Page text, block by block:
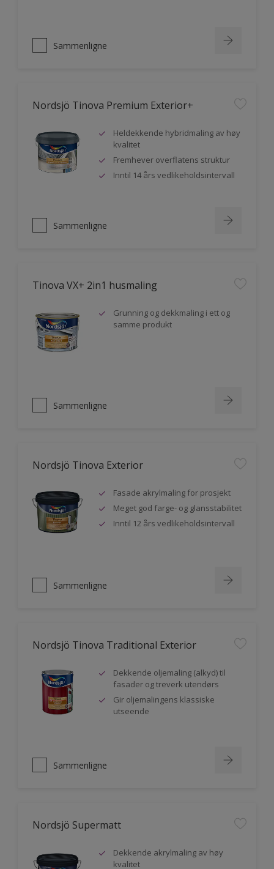
Sammenligne
Nordsjö Tinova Premium Exterior+
Heldekkende hybridmaling av høy
kvalitet
Fremhever overflatens struktur
Inntil 14 års vedlikeholdsintervall
Sammenligne
Tinova VX+ 2in1 husmaling
Grunning og dekkmaling i ett og
samme produkt
Sammenligne
Nordsjö Tinova Exterior
Fasade akrylmaling for prosjekt
Meget god farge- og glansstabilitet
Inntil 12 års vedlikeholdsintervall
Sammenligne
Nordsjö Tinova Traditional Exterior
Dekkende oljemaling (alkyd) til
fasader og treverk utendørs
Gir oljemalingens klassiske
utseende
Sammenligne
Nordsjö Supermatt
Dekkende akrylmaling av høy
kvalitet